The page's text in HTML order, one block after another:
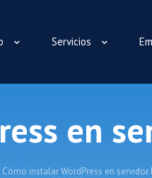
Servicios
en
Cómo instalar WordPress en